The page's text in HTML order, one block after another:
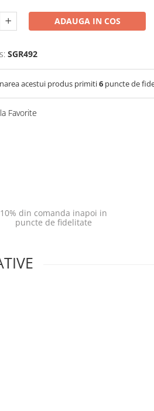
ADAUGA IN COS
SGR492
acestui produs primiti6 puncte de
Favorite
10% din comanda inapoi in
puncte de fidelitate